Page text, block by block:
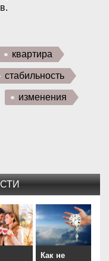
квартира
стабильность
изменения
Как не